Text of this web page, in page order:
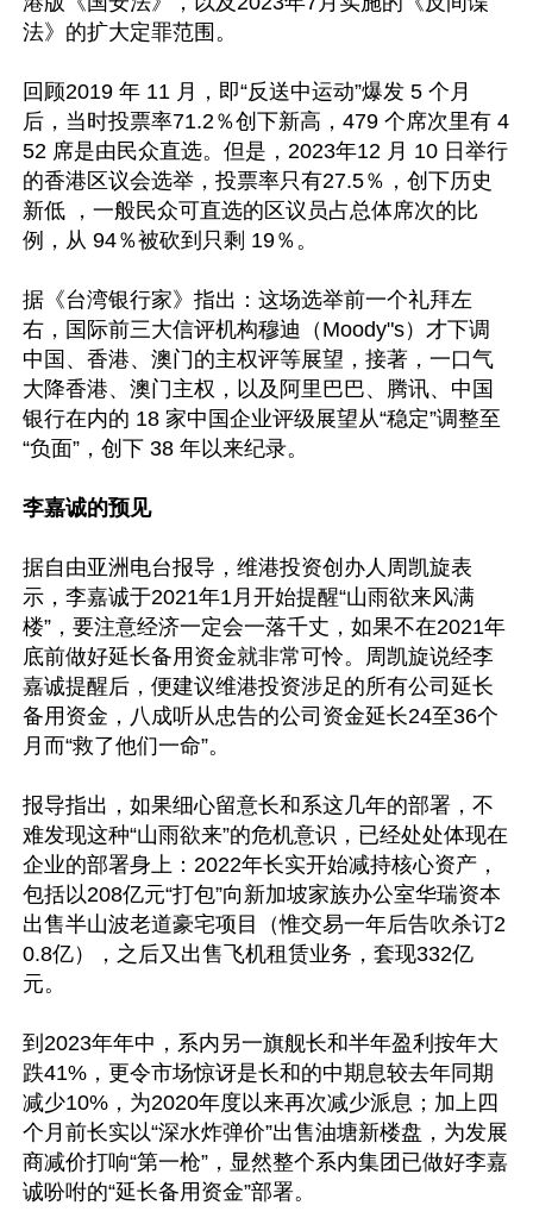
法》的扩大定罪范围。
回顾2019 年 11 月，即“反送中运动”爆发 5 个月
后，当时投票率71.2％创下新高，479 个席次里有 4
52 席是由民众直选。但是，2023年12 月 10 日举行
的香港区议会选举，投票率只有27.5％，创下历史
新低 ，一般民众可直选的区议员占总体席次的比
例，从 94％被砍到只剩 19％。
据《台湾银行家》指出：这场选举前一个礼拜左
右，国际前三大信评机构穆迪（Moody"s）才下调
中国、香港、澳门的主权评等展望，接著，一口气
大降香港、澳门主权，以及阿里巴巴、腾讯、中国
银行在内的 18 家中国企业评级展望从“稳定”调整至
“负面”，创下 38 年以来纪录。
李嘉诚的预见
据自由亚洲电台报导，维港投资创办人周凯旋表
示，李嘉诚于2021年1月开始提醒“山雨欲来风满
楼”，要注意经济一定会一落千丈，如果不在2021年
底前做好延长备用资金就非常可怜。周凯旋说经李
嘉诚提醒后，便建议维港投资涉足的所有公司延长
备用资金，八成听从忠告的公司资金延长24至36个
月而“救了他们一命”。
报导指出，如果细心留意长和系这几年的部署，不
难发现这种“山雨欲来”的危机意识，已经处处体现在
企业的部署身上：2022年长实开始减持核心资产，
包括以208亿元“打包”向新加坡家族办公室华瑞资本
出售半山波老道豪宅项目（惟交易一年后告吹杀订2
0.8亿），之后又出售飞机租赁业务，套现332亿
元。
到2023年年中，系内另一旗舰长和半年盈利按年大
跌41%，更令市场惊讶是长和的中期息较去年同期
减少10%，为2020年度以来再次减少派息；加上四
个月前长实以“深水炸弹价”出售油塘新楼盘，为发展
商减价打响“第一枪”，显然整个系内集团已做好李嘉
诚吩咐的“延长备用资金”部署。